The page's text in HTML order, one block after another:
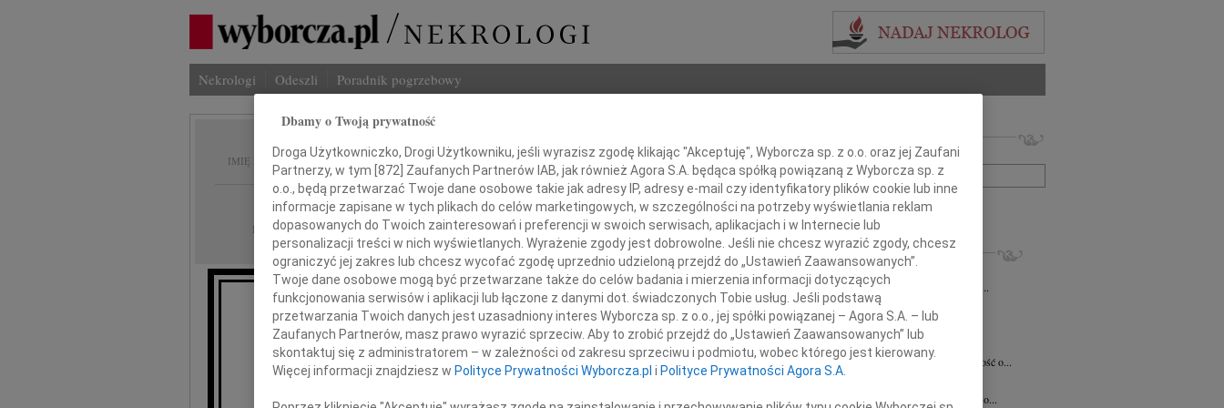
Nekrologi Odeszli Poradnik pogrzebowy
IMIĘ I NAZWISKO: Jarosław Teper
REGION: Kraków
DATA EMISJI: 22.10.2009
Naszemu Koledze
Jarosławowi Teperowi
wyrazy głębokiego współczucia
Imię i nazwisko lub numer ogłoszenia:
+ szukanie zaawansowane
INNE NEKROLOGI
24.07.2026Kraków
Panu Jackowi Gryzło Wiceprezesowi Areny...
Karolina Witek20.07.2026
Z głębokim smutkiem i żalem przyjęliśmy...
Joanna Słowińska
20.07.2026
Z olbrzymim smutkiem przyjęliśmy wiadomość o...
Joanna Słowińska
Z głębokim smutkiem przyjąłem wiadomość o...
Dbamy o Twoją prywatność
Droga Użytkowniczko, Drogi Użytkowniku, jeśli wyrazisz zgodę klikając "Akceptuję", Wyborcza sp. z o.o. oraz jej Zaufani
Partnerzy, w tym [872] Zaufanych Partnerów IAB, jak również Agora S.A. będąca spółką powiązaną z Wyborcza sp. z
o.o., będą przetwarzać Twoje dane osobowe takie jak adresy IP, adresy e-mail czy identyfikatory plików cookie lub inne
informacje zapisane w tych plikach do celów marketingowych, w szczególności na potrzeby wyświetlania reklam
dopasowanych do Twoich zainteresowań i preferencji w swoich serwisach, aplikacjach i w Internecie lub
personalizacji treści w nich wyświetlanych. Wyrażenie zgody jest dobrowolne. Jeśli nie chcesz wyrazić zgody, chcesz
ograniczyć jej zakres lub chcesz wycofać zgodę uprzednio udzieloną przejdź do „Ustawień Zaawansowanych”.
Twoje dane osobowe mogą być przetwarzane także do celów badania i mierzenia informacji dotyczących
funkcjonowania serwisów i aplikacji lub łączone z danymi dot. świadczonych Tobie usług. Jeśli podstawą
przetwarzania Twoich danych jest uzasadniony interes Wyborcza sp. z o.o., jej spółki powiązanej – Agora S.A. – lub
Zaufanych Partnerów, masz prawo wyrazić sprzeciw. Aby to zrobić przejdź do „Ustawień Zaawansowanych” lub
skontaktuj się z administratorem – w zależności od zakresu sprzeciwu i podmiotu, wobec którego jest kierowany.
Więcej informacji znajdziesz w Polityce Prywatności Wyborcza.pl i Polityce Prywatności Agora S.A.